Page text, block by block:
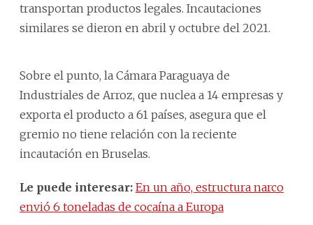
transportan productos legales. Incautaciones
similares se dieron en abril y octubre del 2021.
Sobre el punto, la Cámara Paraguaya de
Industriales de Arroz, que nuclea a 14 empresas y
exporta el producto a 61 países, asegura que el
gremio no tiene relación con la reciente
incautación en Bruselas.
Le puede interesar: En un año, estructura narco
envió 6 toneladas de cocaína a Europa